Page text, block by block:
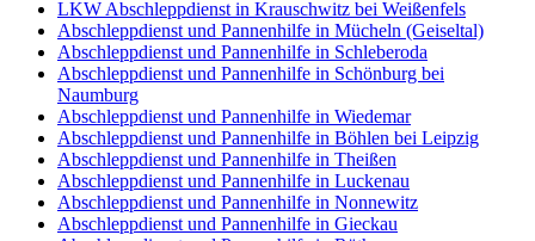
LKW Abschleppdienst in Krauschwitz bei Weißenfels
Abschleppdienst und Pannenhilfe in Mücheln (Geiseltal)
Abschleppdienst und Pannenhilfe in Schleberoda
Abschleppdienst und Pannenhilfe in Schönburg bei
Naumburg
Abschleppdienst und Pannenhilfe in Wiedemar
Abschleppdienst und Pannenhilfe in Böhlen bei Leipzig
Abschleppdienst und Pannenhilfe in Theißen
Abschleppdienst und Pannenhilfe in Luckenau
Abschleppdienst und Pannenhilfe in Nonnewitz
Abschleppdienst und Pannenhilfe in Gieckau